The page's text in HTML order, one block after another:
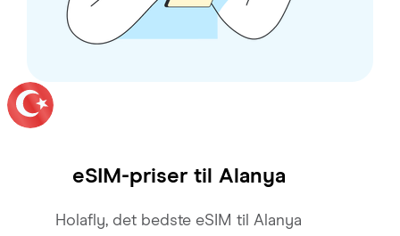
eSIM-priser til Alanya
Holafly, det bedste eSIM til Alanya